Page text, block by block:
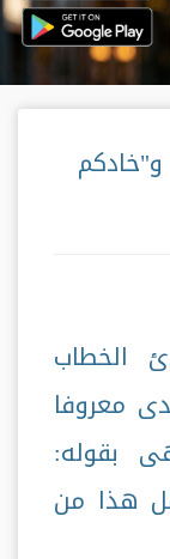
الخطاب
معروفا
بقوله:
هذا من